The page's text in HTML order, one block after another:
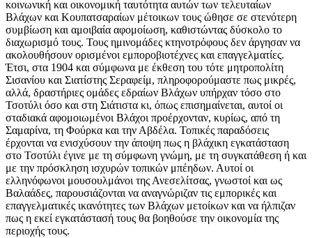
κοινωνική και οικονομική ταυτότητα αυτών των τελευταίων
Βλάχων και Κουπατσαραίων μέτοικων τους ώθησε σε στενότερη
συμβίωση και αμοιβαία αφομοίωση, καθιστώντας δύσκολο το
διαχωρισμό τους. Τους ημινομάδες κτηνοτρόφους δεν άργησαν να
ακολουθήσουν ορισμένοι εμποροβιοτέχνες και επαγγελματίες.
Έτσι, στα 1904 και σύμφωνα με έκθεση του τότε μητροπολίτη
Σισανίου και Σιατίστης Σεραφείμ, πληροφορούμαστε πως μικρές,
αλλά, δραστήριες ομάδες εδραίων Βλάχων υπήρχαν τόσο στο
Τσοτύλι όσο και στη Σιάτιστα κι, όπως επισημαίνεται, αυτοί οι
σταδιακά αφομοιωμένοι Βλάχοι προέρχονταν, κυρίως, από τη
Σαμαρίνα, τη Φούρκα και την Αβδέλα. Τοπικές παραδόσεις
έρχονται να ενισχύσουν την άποψη πως η βλάχικη εγκατάσταση
στο Τσοτύλι έγινε με τη σύμφωνη γνώμη, με τη συγκατάθεση ή και
με την πρόσκληση ισχυρών τοπικών μπέηδων. Αυτοί οι
ελληνόφωνοι μουσουλμάνοι της Ανεσελίτσας, γνωστοί και ως
Βαλαάδες, παρουσιάζονται να αναγνώριζαν τις εμπορικές και
επαγγελματικές ικανότητες των Βλάχων μετοίκων και να ήλπιζαν
πως η εκεί εγκατάστασή τους θα βοηθούσε την οικονομία της
περιοχής τους.